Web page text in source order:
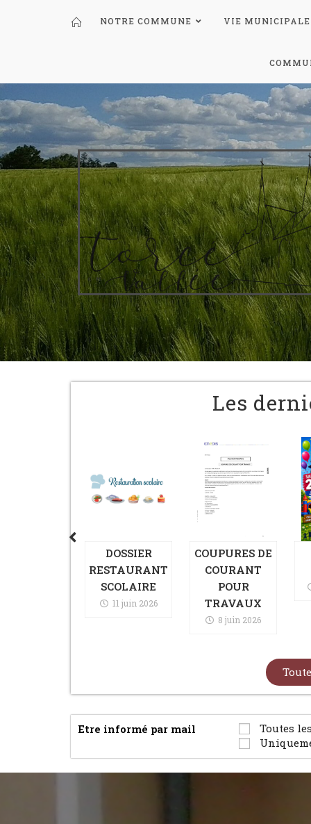
NOTRE COMMUNE VIE MUNICIPALE
Les
DOSSIER
RESTAURANT
SCOLAIRE
11 juin 2026
COUPURES DE
COURANT
POUR
TRAVAUX
8 juin 2026
Etre informé par mail
Toutes